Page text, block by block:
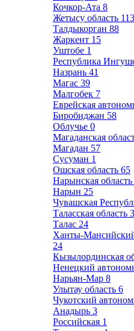
Кочкор-Ата 8
Жетысу область 113
Талдыкорган 88
Жаркент 15
Уштобе 1
Республика
Назрань 41
Магас 39
Малгобек 7
Еврейская
Биробиджан 58
Облучье 0
Магаданская
Магадан 57
Сусуман 1
Ошская область 65
Нарынская область
Нарын 25
Чувашская
Таласская область
Талас 24
Ханты-
24
Кызылординская
Ненецкий
Нарьян-Мар 8
Улытау область 6
Чукотский
Анадырь 3
Российская 1